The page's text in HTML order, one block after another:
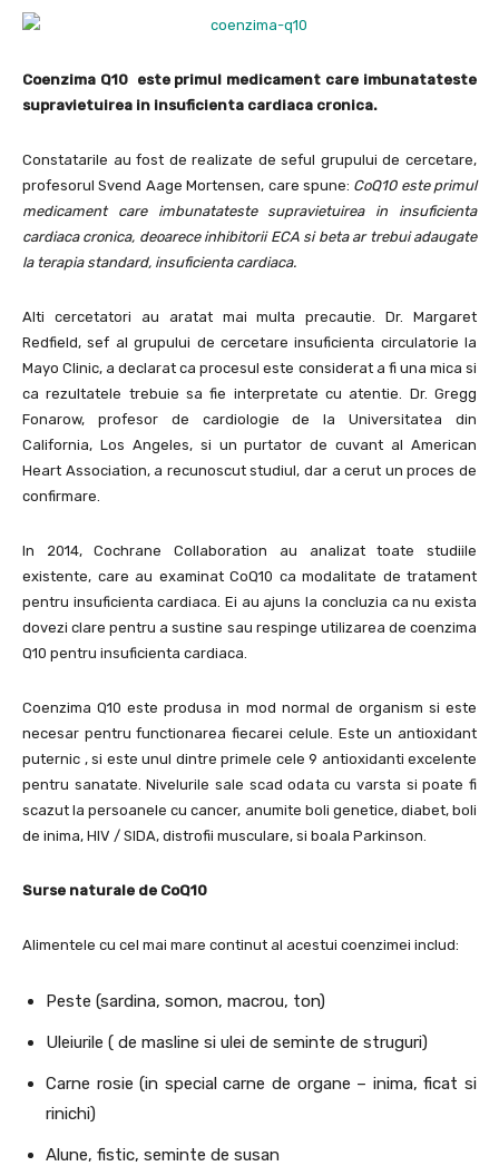
Coenzima Q10 este primul medicament care imbunatateste
supravietuirea in insuficienta cardiaca cronica.
Constatarile au fost de realizate de seful grupului de cercetare,
profesorul Svend Aage Mortensen, care spune: CoQ10 este primul
medicament care imbunatateste supravietuirea in insuficienta
cardiaca cronica, deoarece inhibitorii ECA si beta ar trebui adaugate
la terapia standard, insuficienta cardiaca.
Alti cercetatori au aratat mai multa precautie. Dr. Margaret
Redfield, sef al grupului de cercetare insuficienta circulatorie la
Mayo Clinic, a declarat ca procesul este considerat a fi una mica si
ca rezultatele trebuie sa fie interpretate cu atentie. Dr. Gregg
Fonarow, profesor de cardiologie de la Universitatea din
California, Los Angeles, si un purtator de cuvant al American
Heart Association, a recunoscut studiul, dar a cerut un proces de
confirmare.
In 2014, Cochrane Collaboration au analizat toate studiile
existente, care au examinat CoQ10 ca modalitate de tratament
pentru insuficienta cardiaca. Ei au ajuns la concluzia ca nu exista
dovezi clare pentru a sustine sau respinge utilizarea de coenzima
Q10 pentru insuficienta cardiaca.
Coenzima Q10 este produsa in mod normal de organism si este
necesar pentru functionarea fiecarei celule. Este un antioxidant
puternic , si este unul dintre primele cele 9 antioxidanti excelente
pentru sanatate. Nivelurile sale scad odata cu varsta si poate fi
scazut la persoanele cu cancer, anumite boli genetice, diabet, boli
de inima, HIV / SIDA, distrofii musculare, si boala Parkinson.
Surse naturale de CoQ10
Alimentele cu cel mai mare continut al acestui coenzimei includ:
Peste (sardina, somon, macrou, ton)
Uleiurile ( de masline si ulei de seminte de struguri)
Carne rosie (in special carne de organe – inima, ficat si
rinichi)
Alune, fistic, seminte de susan